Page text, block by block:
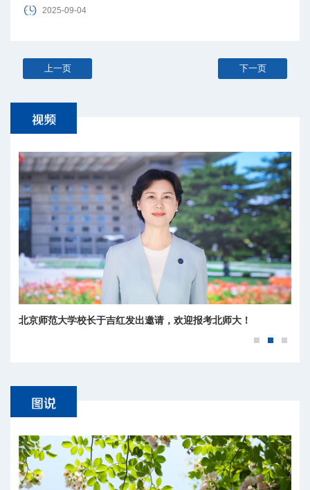
式。2025-09-04
上一页 下一页
北京师范大学校长于吉红发出邀请，欢迎报考北师大！